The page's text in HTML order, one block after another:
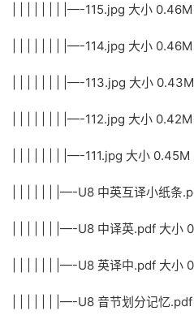
| | | | | | | |—-115.jpg 大小 0.46M
| | | | | | | |—-114.jpg 大小 0.46M
| | | | | | | |—-113.jpg 大小 0.43M
| | | | | | | |—-112.jpg 大小 0.42M
| | | | | | | |—-111.jpg 大小 0.45M
| | | | | | |—-U8 中英互译小纸条
| | | | | | |—-U8 中译英.pdf 大小
| | | | | | |—-U8 英译中.pdf 大小
| | | | | | |—-U8 音节划分记忆